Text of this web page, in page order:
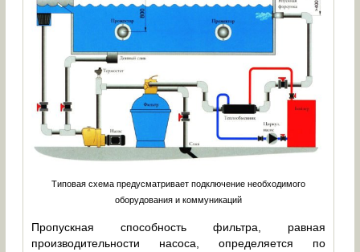
Типовая схема предусматривает подключение необходимого
оборудования и коммуникаций
Пропускная способность фильтра, равная
производительности насоса, определяется по